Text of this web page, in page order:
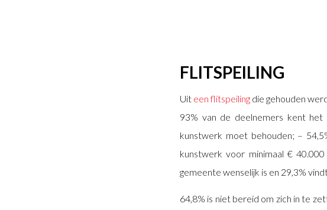
FLITSPEILING
Uit een flitspeiling die gehouden
93% van de deelnemers kent
kunstwerk moet behouden; –
kunstwerk voor minimaal €
gemeente wenselijk is en 29,3%
64,8% is niet bereid om zich in te